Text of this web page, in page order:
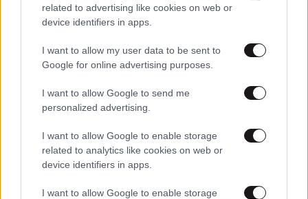
related to advertising like cookies on web or
device identifiers in apps.
I want to allow my user data to be sent to
Google for online advertising purposes.
I want to allow Google to send me
personalized advertising.
I want to allow Google to enable storage
related to analytics like cookies on web or
device identifiers in apps.
I want to allow Google to enable storage